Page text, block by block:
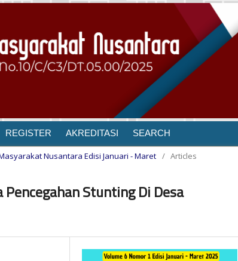
REGISTER AKREDITASI SEARCH
Nusantara Edisi Januari - Maret / Articles
Stunting Di Desa